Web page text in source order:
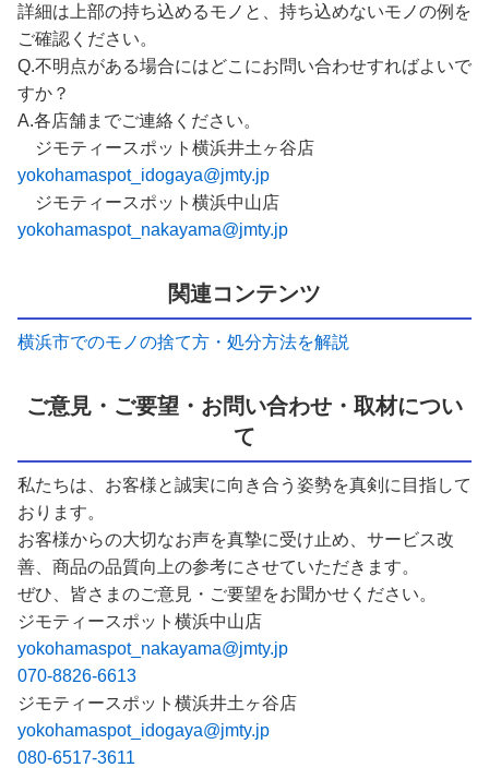
詳細は上部の持ち込めるモノと、持ち込めないモノの例を
ご確認ください。
Q.不明点がある場合にはどこにお問い合わせすればよいで
すか？
A.各店舗までご連絡ください。
ジモティースポット横浜井土ヶ谷店
yokohamaspot_idogaya@jmty.jp
ジモティースポット横浜中山店
yokohamaspot_nakayama@jmty.jp
関連コンテンツ
横浜市でのモノの捨て方・処分方法を解説
ご意見・ご要望・お問い合わせ・取材につい
て
私たちは、お客様と誠実に向き合う姿勢を真剣に目指して
おります。
お客様からの大切なお声を真摯に受け止め、サービス改
善、商品の品質向上の参考にさせていただきます。
ぜひ、皆さまのご意見・ご要望をお聞かせください。
ジモティースポット横浜中山店
yokohamaspot_nakayama@jmty.jp
070-8826-6613
ジモティースポット横浜井土ヶ谷店
yokohamaspot_idogaya@jmty.jp
080-6517-3611